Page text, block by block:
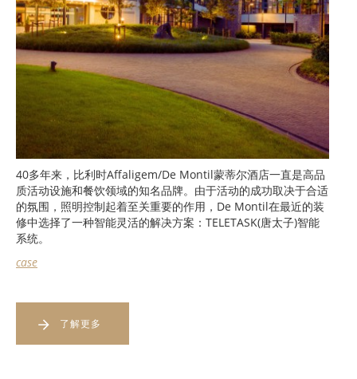
40多年来，比利时Affaligem/De Montil蒙蒂尔酒店一直是高品
质活动设施和餐饮领域的知名品牌。由于活动的成功取决于合适
的氛围，照明控制起着至关重要的作用，De Montil在最近的装
修中选择了一种智能灵活的解决方案：TELETASK(唐太子)智能
系统。
case
了解更多